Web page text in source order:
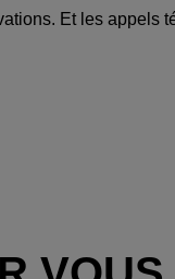
Et les appels